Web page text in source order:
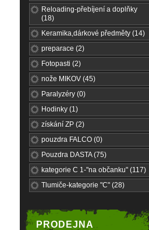
Reloading-přebíjení a doplňky
(18)
Keramika,dárkové předměty (14)
preparace (2)
Fotopasti (2)
nože MIKOV (45)
Paralyzéry (0)
Hodinky (1)
získání ZP (2)
pouzdra FALCO (0)
Pouzdra DASTA (75)
kategorie C 1-"na občanku" (117)
Tlumiče-kategorie "C" (28)
PRODEJNA